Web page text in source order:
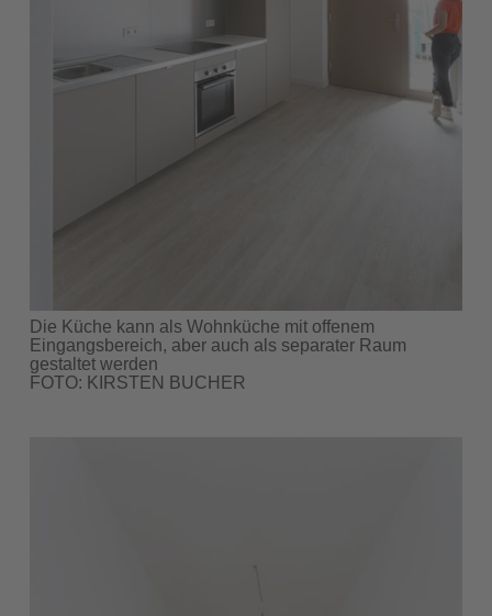
Die Küche kann als Wohnküche mit offenem
Eingangsbereich, aber auch als separater Raum
gestaltet werden
FOTO: KIRSTEN BUCHER